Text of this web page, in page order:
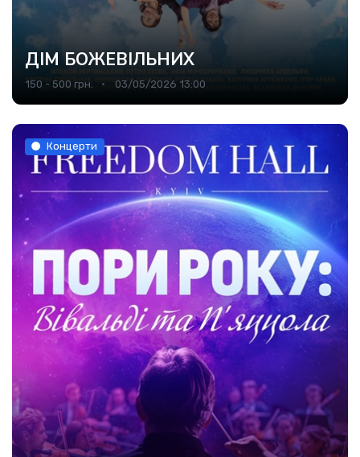
ДІМ БОЖЕВІЛЬНИХ
150 - 500 грн. 03/05/2026 13:00
Концерти